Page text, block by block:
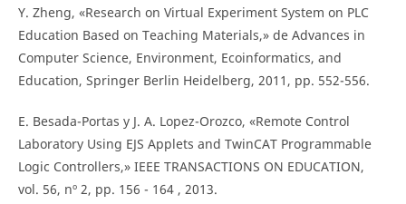
Y. Zheng, «Research on Virtual Experiment System on PLC
Education Based on Teaching Materials,» de Advances in
Computer Science, Environment, Ecoinformatics, and
Education, Springer Berlin Heidelberg, 2011, pp. 552-556.
E. Besada-Portas y J. A. Lopez-Orozco, «Remote Control
Laboratory Using EJS Applets and TwinCAT Programmable
Logic Controllers,» IEEE TRANSACTIONS ON EDUCATION,
vol. 56, nº 2, pp. 156 - 164 , 2013.